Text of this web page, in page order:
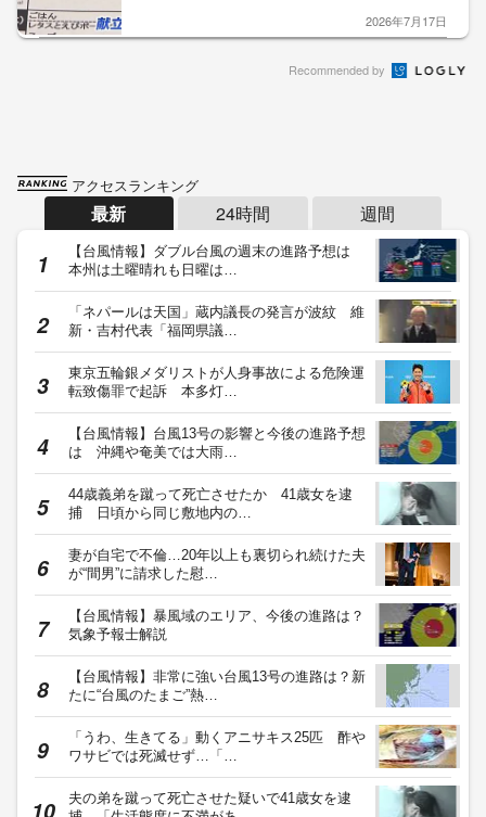
2026年7月17日
Recommended by
アクセスランキング
最新 24時間 週間
【台風情報】ダブル台風の週末の進路予想は
本州は土曜晴れも日曜は…
「ネパールは天国」蔵内議長の発言が波紋 維
新・吉村代表「福岡県議…
東京五輪銀メダリストが人身事故による危険運
転致傷罪で起訴 本多灯…
【台風情報】台風13号の影響と今後の進路予想
は 沖縄や奄美では大雨…
44歳義弟を蹴って死亡させたか 41歳女を逮
捕 日頃から同じ敷地内の…
妻が自宅で不倫…20年以上も裏切られ続けた夫
が“間男”に請求した慰…
【台風情報】暴風域のエリア、今後の進路は？
気象予報士解説
【台風情報】非常に強い台風13号の進路は？新
たに“台風のたまご”熱…
「うわ、生きてる」動くアニサキス25匹 酢や
ワサビでは死滅せず…「…
夫の弟を蹴って死亡させた疑いで41歳女を逮